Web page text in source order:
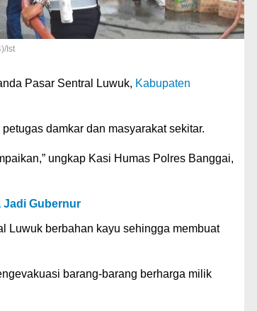
Ist
Pasar Sentral Luwuk, Kabupaten
damkar dan masyarakat sekitar.
ungkap Kasi Humas Polres Banggai,
Jadi Gubernur
Luwuk berbahan kayu sehingga membuat
barang-barang berharga milik